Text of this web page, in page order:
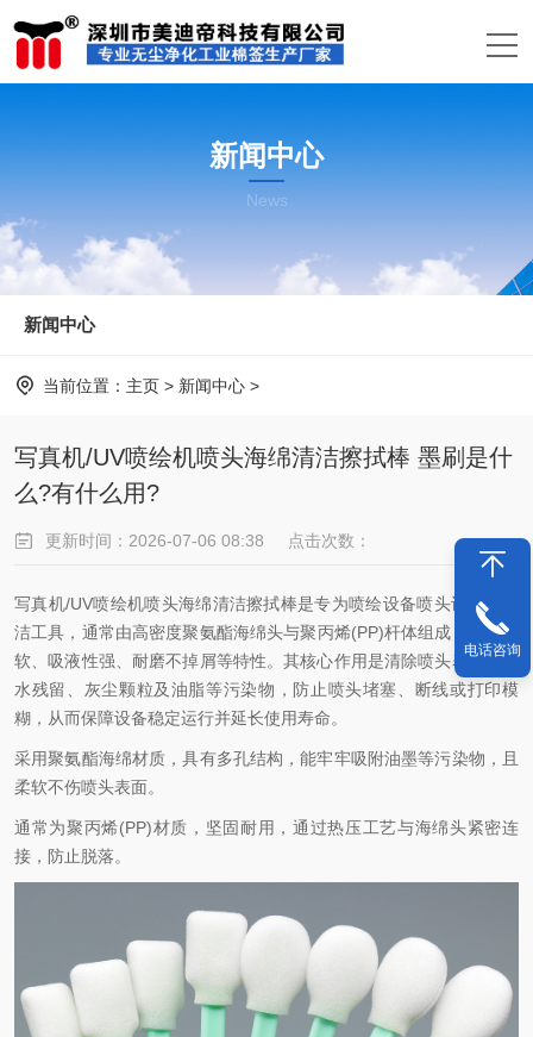
新闻中心
News
新闻中心
当前位置： 主页 > 新闻中心 >
写真机/UV喷绘机喷头海绵清洁擦拭棒 墨刷是什
么?有什么用?
更新时间：2026-07-06 08:38
点击次数：
写真机/UV喷绘机喷头海绵清洁擦拭棒是专为喷绘设备喷头设计的清
洁工具，通常由高密度聚氨酯海绵头与聚丙烯(PP)杆体组成，具备柔
软、吸液性强、耐磨不掉屑等特性。其核心作用是清除喷头表面的墨
水残留、灰尘颗粒及油脂等污染物，防止喷头堵塞、断线或打印模
糊，从而保障设备稳定运行并延长使用寿命。
采用聚氨酯海绵材质，具有多孔结构，能牢牢吸附油墨等污染物，且
柔软不伤喷头表面。
通常为聚丙烯(PP)材质，坚固耐用，通过热压工艺与海绵头紧密连
接，防止脱落。
电话咨询